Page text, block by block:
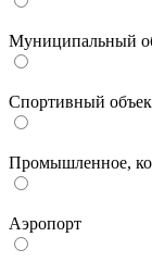
Муниципальный
Спортивный
Промышленное,
Аэропорт